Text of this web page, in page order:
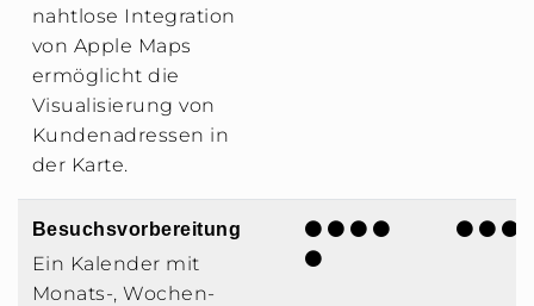
nahtlose Integration
von Apple Maps
ermöglicht die
Visualisierung von
Kundenadressen in
der Karte.
Besuchsvorbereitung
Ein Kalender mit
Monats-, Wochen-